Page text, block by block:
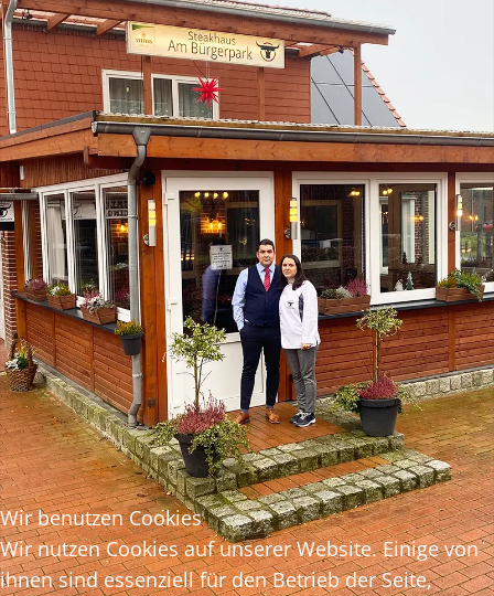
Wir benutzen Cookies
Wir nutzen Cookies auf unserer Website. Einige von
ihnen sind essenziell für den Betrieb der Seite,